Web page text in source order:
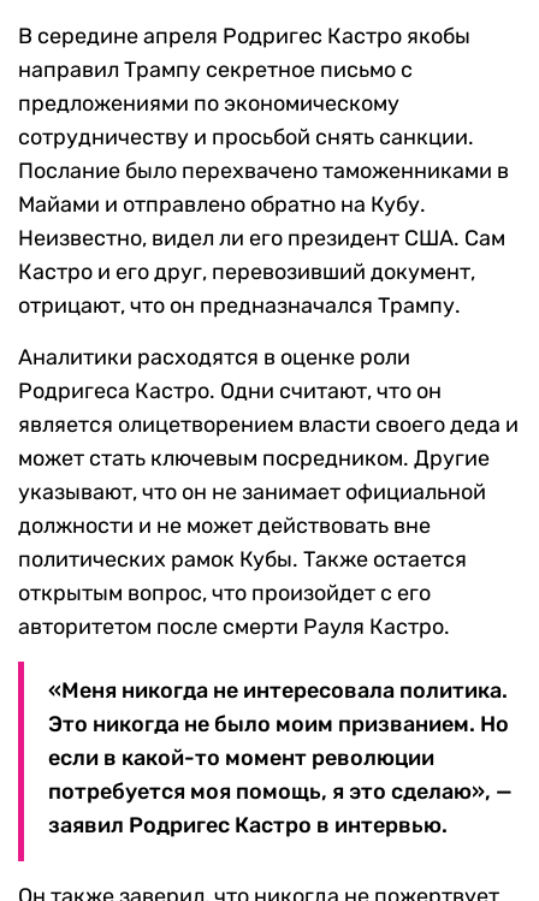
В середине апреля Родригес Кастро якобы
направил Трампу секретное письмо с
предложениями по экономическому
сотрудничеству и просьбой снять санкции.
Послание было перехвачено таможенниками в
Майами и отправлено обратно на Кубу.
Неизвестно, видел ли его президент США. Сам
Кастро и его друг, перевозивший документ,
отрицают, что он предназначался Трампу.
Аналитики расходятся в оценке роли
Родригеса Кастро. Одни считают, что он
является олицетворением власти своего деда и
может стать ключевым посредником. Другие
указывают, что он не занимает официальной
должности и не может действовать вне
политических рамок Кубы. Также остается
открытым вопрос, что произойдет с его
авторитетом после смерти Рауля Кастро.
«Меня никогда не интересовала политика.
Это никогда не было моим призванием. Но
если в какой-то момент революции
потребуется моя помощь, я это сделаю», —
заявил Родригес Кастро в интервью.